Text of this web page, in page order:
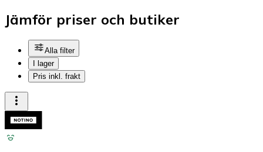
Jämför priser och butiker
Alla filter
I lager
Pris inkl. frakt